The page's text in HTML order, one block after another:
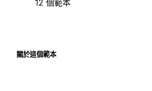
12 個範本
關於這個範本